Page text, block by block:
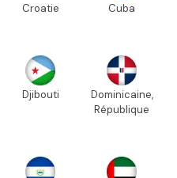
Croatie Cuba
Djibouti
Dominicaine,
République